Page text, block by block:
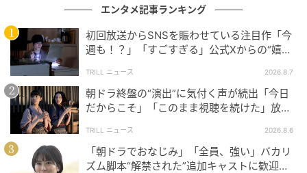
ス人間”を演じるのは、本作で俳優デビューを飾る
UTA。本木雅弘と内田也哉子夫妻の長男であり、モデ
ルとして活躍してきた存在だ。
UTAは自身のインスタグラムで「とんでもない作品で
デビューすることが出来て、最高のプレッシャーと幸
せを感じております」と喜びを語っている。公開され
たティザーアートとティザー予告では、得体の知れな
い不気味さと、190センチの高身長を活かした圧倒的
な存在感を披露している。
エンタメ記事ランキング
初回放送からSNSを賑わせている注目作「今
週も！？」「すごすぎる」公式Xからの“嬉し
TRILL ニュース 2026.8.7
朝ドラ終盤の“演出”に気付く声が続出「今日
だからこそ」「このまま視聴を続けた」放送
TRILL ニュース 2026.8.6
「朝ドラでおなじみ」「全員、強い」バカリ
ズム脚本“解禁された”追加キャストに歓迎の